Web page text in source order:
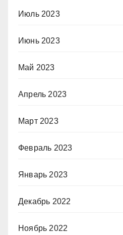
Июль 2023
Июнь 2023
Май 2023
Апрель 2023
Март 2023
Февраль 2023
Январь 2023
Декабрь 2022
Ноябрь 2022